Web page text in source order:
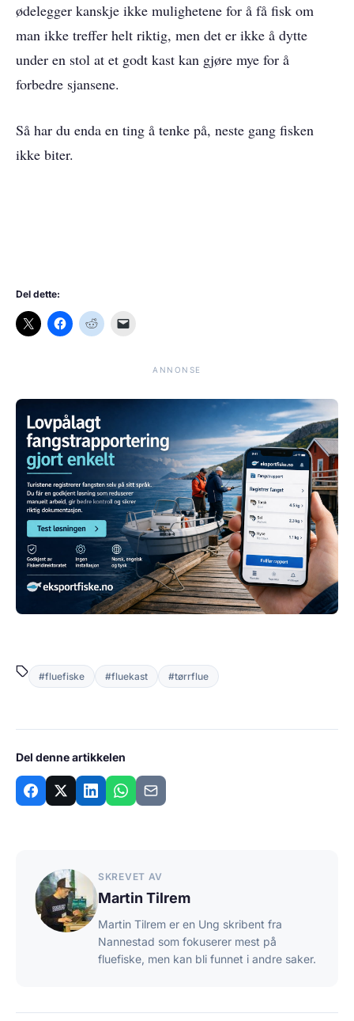
ødelegger kanskje ikke mulighetene for å få fisk om
man ikke treffer helt riktig, men det er ikke å dytte
under en stol at et godt kast kan gjøre mye for å
forbedre sjansene.
Så har du enda en ting å tenke på, neste gang fisken
ikke biter.
Del dette:
ANNONSE
#fluefiske #fluekast #tørrflue
Del denne artikkelen
SKREVET AV
Martin Tilrem
Martin Tilrem er en Ung skribent fra
Nannestad som fokuserer mest på
fluefiske, men kan bli funnet i andre saker.